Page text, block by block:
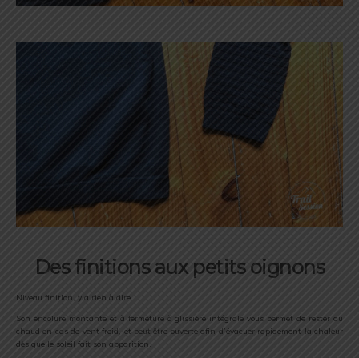
Des finitions aux petits oignons
Niveau finition, y’a rien à dire.
Son encolure montante et à fermeture à glissière intégrale vous permet de rester au
chaud en cas de vent froid, et peut être ouverte afin d’évacuer rapidement la chaleur
dès que le soleil fait son apparition.